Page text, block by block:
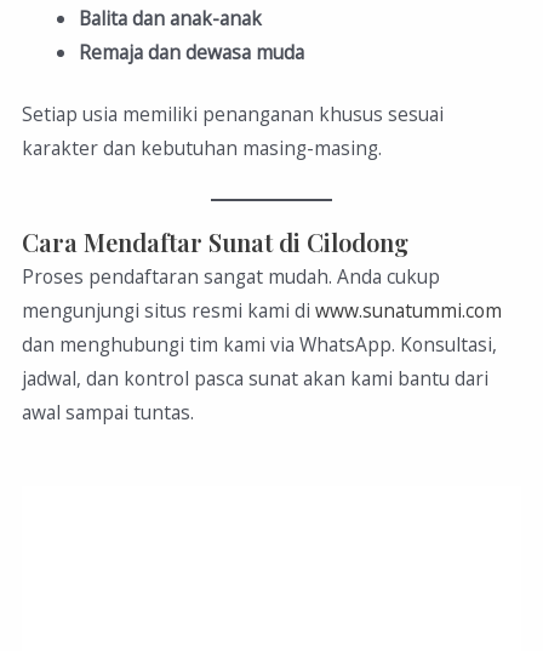
Balita dan anak-anak
Remaja dan dewasa muda
Setiap usia memiliki penanganan khusus sesuai
karakter dan kebutuhan masing-masing.
Cara Mendaftar Sunat di Cilodong
Proses pendaftaran sangat mudah. Anda cukup
mengunjungi situs resmi kami diwww.sunatummi.com
dan menghubungi tim kami via WhatsApp. Konsultasi,
jadwal, dan kontrol pasca sunat akan kami bantu dari
awal sampai tuntas.